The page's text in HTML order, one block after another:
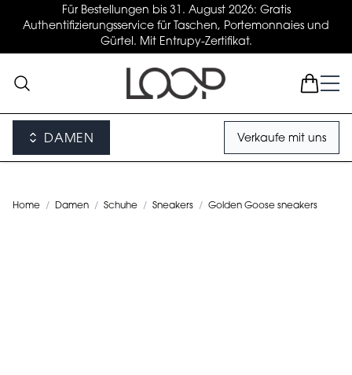
Für Bestellungen bis 31. August 2026: Gratis
Authentifizierungsservice für Taschen, Portemonnaies und
Gürtel. Mit Entrupy-Zertifikat.
DAMEN Verkaufe mit uns
Home / Damen / Schuhe / Sneakers / Golden Goose sneakers